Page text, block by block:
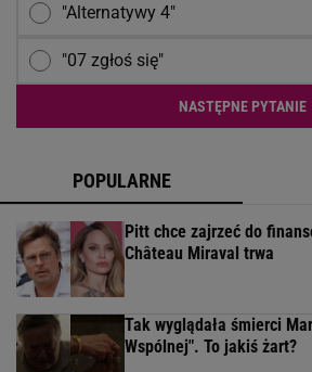
"Alternatywy 4"
"07 zgłoś się"
NASTĘPNE PYTANIE
POPULARNE
Pitt chce zajrzeć do
Château Miraval trwa
Tak wyglądała śmierci
Wspólnej". To jakiś żart?